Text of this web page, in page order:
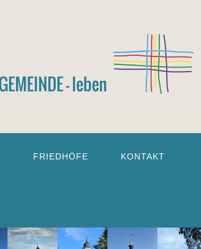
FRIEDHÖFE KONTAKT